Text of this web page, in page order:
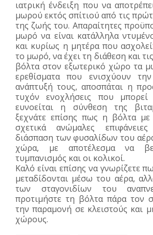
ιατρική ένδειξη που να
μωρού εκτός σπίτιού από τις
της ζωής του. Απαραίτητες
μωρό να είναι κατάλληλα
και κυρίως η μητέρα που
το μωρό, να έχει τη διάθεση και
βόλτα στον εξωτερικό χώρο τα
ερεθίσματα που ενισχύουν
ανάπτυξή τους, αποσπάται η
τυχόν ενοχλήσεις που
ευνοείται η σύνθεση της
ξεχνάτε επίσης πως η βόλτα
σχετικά ανώμαλες
διάσπαση των φυσαλίδων του
χώρα, με αποτέλεσμα να
τυμπανισμός και οι κολικοί.
Καλό είναι επίσης να γνωρίζετε
μεταδίδονται μέσω του αέρα,
των σταγονιδίων του
προτιμήστε τη βόλτα πάρα τον
την παραμονή σε κλειστούς και
χώρους.